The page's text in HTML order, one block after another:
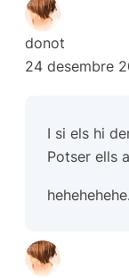
donot
24 desembre
I si els hi
Potser ells